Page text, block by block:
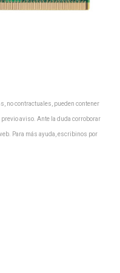
no contractuales, pueden contener
aviso. Ante la duda corroborar
Para más ayuda, escribinos por